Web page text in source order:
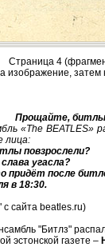
Страница 4
изображение,
Прощайте,
«The BEATLES»
лица:
повзрослели?
угасла?
придёт после
в 18:30.
сайта beatles.ru)
"Битлз"
эстонской газете –